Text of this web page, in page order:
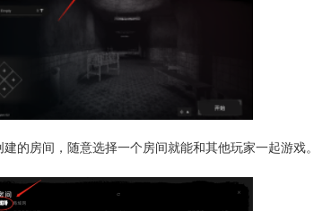
的房间，随意选择一个房间就能和其他玩家一起游戏。